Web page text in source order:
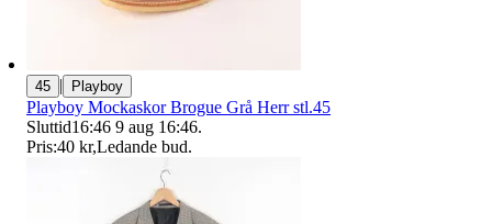
45 | Playboy
Playboy Mockaskor Brogue Grå Herr stl.45
Sluttid16:46 9 aug 16:46.
Pris:40 kr,Ledande bud.